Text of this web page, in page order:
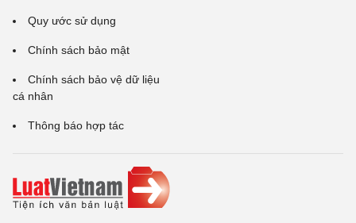
Quy ước sử dụng
Chính sách bảo mật
Chính sách bảo vệ dữ liệu
cá nhân
Thông báo hợp tác